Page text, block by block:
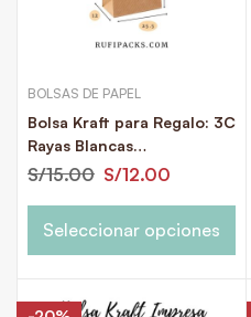
BOLSAS DE PAPEL
Bolsa Kraft para Regalo: 3C
Rayas Blancas
25.5x12x31.5cms.
S/15.00 S/12.00
Seleccionar opciones